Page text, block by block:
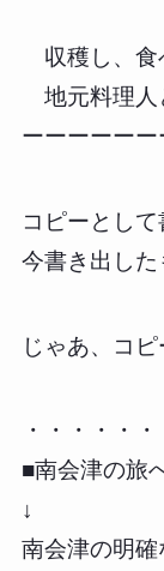
収穫し、食
地元料理人
ーーーーー
コピーとして
今書き出した
じゃあ、コピ
・・・・・
■南会津の旅
↓
南会津の明確